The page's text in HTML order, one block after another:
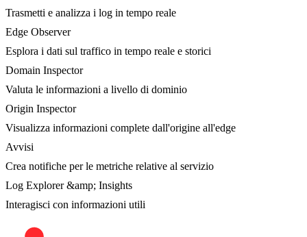
Trasmetti e analizza i log in tempo reale
Edge Observer
Esplora i dati sul traffico in tempo reale e storici
Domain Inspector
Valuta le informazioni a livello di dominio
Origin Inspector
Visualizza informazioni complete dall'origine all'edge
Avvisi
Crea notifiche per le metriche relative al servizio
Log Explorer &amp; Insights
Interagisci con informazioni utili